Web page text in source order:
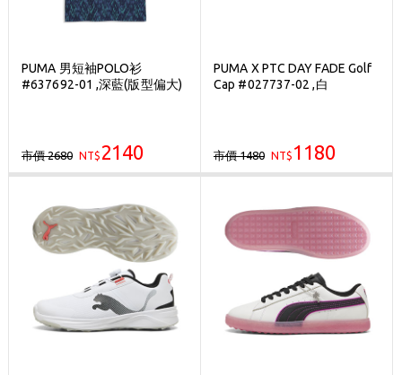
PUMA 男短袖POLO衫
#637692-01 ,深藍(版型偏大)
市價 2680 NT$ 2140
PUMA X PTC DAY FADE Golf
Cap #027737-02 ,白
市價 1480 NT$ 1180